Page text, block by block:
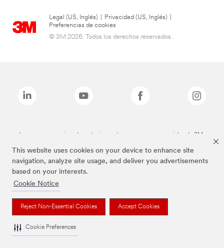
This website uses cookies on your device to enhance site
navigation, analyze site usage, and deliver you advertisements
based on your interests.
Cookie Notice
Reject Non-Essential Cookies Accept Cookies
Cookie Preferences
Legal (US, Inglés) Privacidad (US, Inglés)
Preferencias de cookies
© 3M 2026. Todos los derechos reservados..
Las marcas mencionadas anteriormente son marcas comerciales de 3M.